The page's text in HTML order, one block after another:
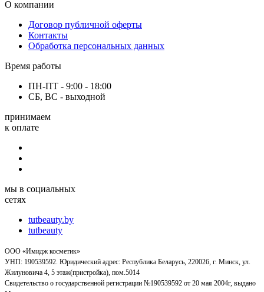
О компании
Договор публичной оферты
Контакты
Обработка персональных данных
Время работы
ПН-ПТ - 9:00 - 18:00
СБ, ВС - выходной
принимаем
к оплате
мы в социальных
сетях
tutbeauty.by
tutbeauty
ООО «Имидж косметик»
УНП: 190539592. Юридический адрес: Республика Беларусь, 220026, г. Минск, ул.
Жилуновича 4, 5 этаж(пристройка), пом.5014
Свидетельство о государственной регистрации №190539592 от 20 мая 2004г, выдано